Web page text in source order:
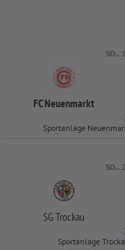
SO..
FC Neuenmarkt
Sportanlage
SO..
SG Trockau
Sportanlage